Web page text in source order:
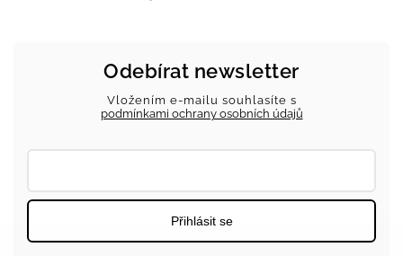
Odebírat newsletter
Vložením e-mailu souhlasíte s
podmínkami ochrany osobních údajů
Přihlásit se